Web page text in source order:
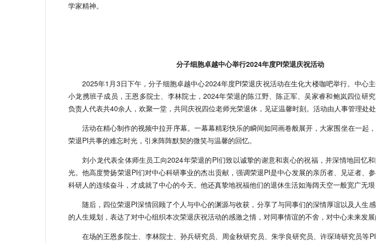
学家精神。
分子细胞卓越中心举行2024年度PI荣退庆祝活动
2025年1月3日下午，分子细胞卓越中心2024年度PI荣退庆祝活动在生化大楼咖吧举行。中心
小龙携班子成员，王恩多院士、李林院士，2024年荣退的陈江野、陈正军、吴家睿和鲍岚四位研
负责人代表共40余人，欢聚一堂，共同庆祝四位老师光荣退休，见证温馨时刻。活动由人事管理处处
活动在精心制作的视频中拉开序幕。一幕幕精彩快乐的瞬间如同画卷般展开，大家围坐在一起
荣退PI共事的难忘时光，引来阵阵默契的微笑与温馨的回忆。
刘小龙代表全体师生员工向2024年荣退的PI们致以诚挚的谢意和衷心的祝福，并深情地回忆
光。他高度赞扬荣退PI们对中心科研事业的杰出贡献，强调荣退PI是中心发展的亲历者、见证者、
科研人的连续奋斗，才成就了中心的今天。他还真挚地祝福他们的退休生活如海阔天空一般宽广无垠
随后，四位荣退PI深情回顾了个人与中心的渊源与收获，分享了与同事们的深情厚谊以及人生
的人生规划，表达了对中心组织本次荣退庆祝活动的感激之情，对同事情谊的不舍，对中心未来发展
在场的王恩多院士、李林院士、孙兵研究员、周金秋研究员、朱学良研究员、许琛琦研究员等